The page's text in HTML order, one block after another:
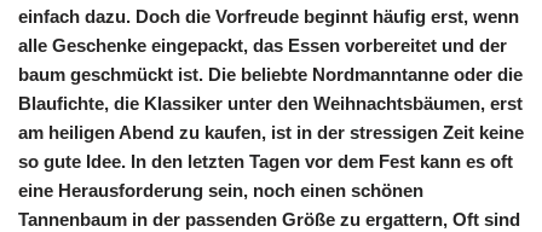
einfach dazu. Doch die Vorfreude beginnt häufig erst, wenn
alle Geschenke eingepackt, das Essen vorbereitet und der
baum geschmückt ist. Die beliebte Nordmanntanne oder die
Blaufichte, die Klassiker unter den Weihnachtsbäumen, erst
am heiligen Abend zu kaufen, ist in der stressigen Zeit keine
so gute Idee. In den letzten Tagen vor dem Fest kann es oft
eine Herausforderung sein, noch einen schönen
Tannenbaum in der passenden Größe zu ergattern, Oft sind